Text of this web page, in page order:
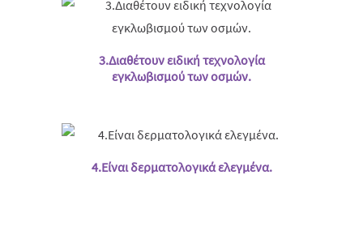
3.Διαθέτουν ειδική τεχνολογία
εγκλωβισμού των οσμών.
4.Είναι δερματολογικά ελεγμένα.